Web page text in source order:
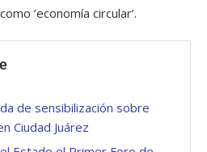
‘economía circular’.
de sensibilización sobre
Ciudad Juárez